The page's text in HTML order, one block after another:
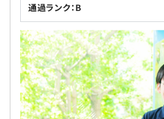
通過ランク：B